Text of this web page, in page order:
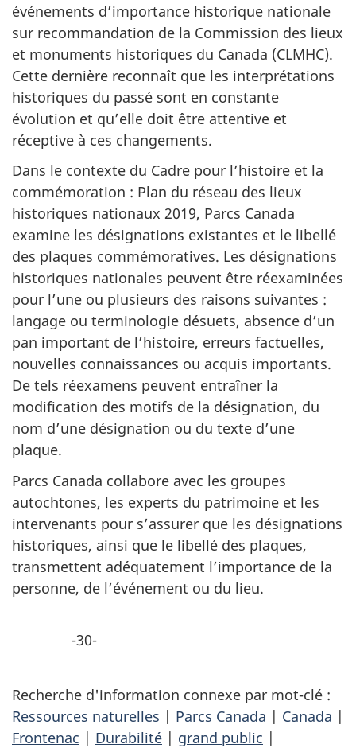
événements d’importance historique nationale
sur recommandation de la Commission des lieux
et monuments historiques du Canada (CLMHC).
Cette dernière reconnaît que les interprétations
historiques du passé sont en constante
évolution et qu’elle doit être attentive et
réceptive à ces changements.
Dans le contexte du Cadre pour l’histoire et la
commémoration : Plan du réseau des lieux
historiques nationaux 2019, Parcs Canada
examine les désignations existantes et le libellé
des plaques commémoratives. Les désignations
historiques nationales peuvent être réexaminées
pour l’une ou plusieurs des raisons suivantes :
langage ou terminologie désuets, absence d’un
pan important de l’histoire, erreurs factuelles,
nouvelles connaissances ou acquis importants.
De tels réexamens peuvent entraîner la
modification des motifs de la désignation, du
nom d’une désignation ou du texte d’une
plaque.
Parcs Canada collabore avec les groupes
autochtones, les experts du patrimoine et les
intervenants pour s’assurer que les désignations
historiques, ainsi que le libellé des plaques,
transmettent adéquatement l’importance de la
personne, de l’événement ou du lieu.
-30-
Recherche d'information connexe par mot-clé :
Ressources naturelles | Parcs Canada | Canada |
Frontenac | Durabilité | grand public |